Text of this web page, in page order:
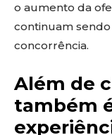
o aumento da
continuam
concorrência.
Além de
também